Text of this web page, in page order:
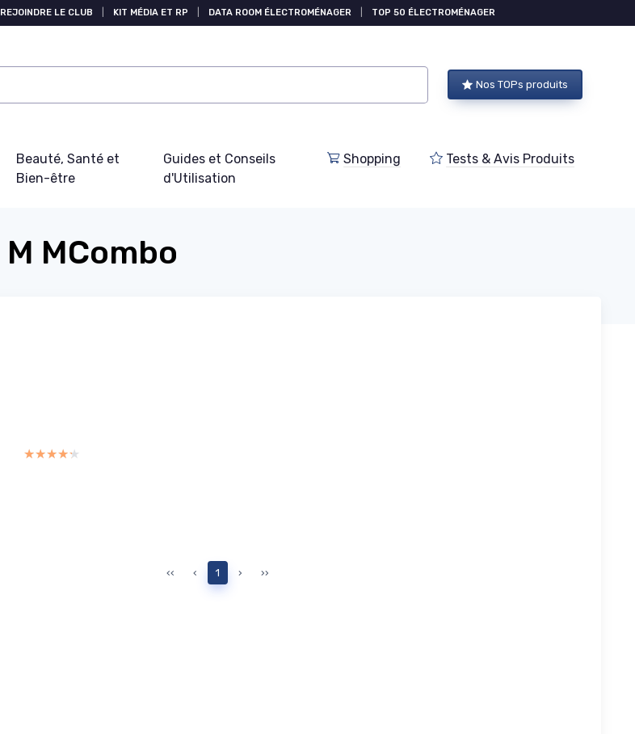
REJOINDRE LE CLUB KIT MÉDIA ET RP DATA ROOM ÉLECTROMÉNAGER TOP 50 ÉLECTROMÉNAGER
Nos TOPs produits
Beauté, Santé et
Bien-être
Guides et Conseils
d'Utilisation
Shopping Tests & Avis Produits
M MCombo
★★★★★
★★★★★
‹‹ ‹ 1 › ››